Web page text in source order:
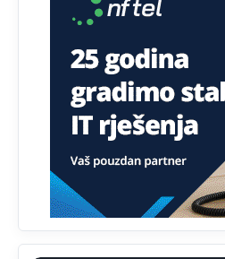
Sto bogatiji-to skrtiji,sto tisi-to
gluplji,sto ljepsi-to
iskreniji,sto jaci- to
veci prevarant...
Анонимно2802132
Mnogi nesposobni ljudi su
nesposoban može raditi sve.
što znaju.